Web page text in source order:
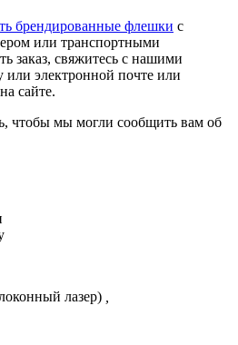
брендированные флешки с
или транспортными
заказ, свяжитесь с нашими
электронной почте или
сайте.
чтобы мы могли сообщить вам об
лазер)